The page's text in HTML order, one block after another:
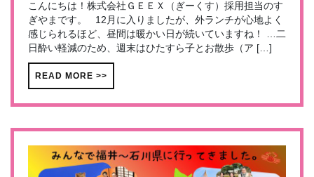
こんにちは！株式会社ＧＥＥＸ（ぎーくす）採用担当のす
ぎやまです。 12月に入りましたが、外ランチが心地よく
感じられるほど、昼間は暖かい日が続いていますね！ …二
日酔い軽減のため、週末はひたすら子とお散歩（ア […]
READ MORE >>